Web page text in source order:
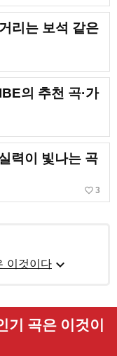
리는 보석 같은
의 추천 곡·가
력이 빛나는 곡
favorite_border 3
이것이다 expand_more
기 곡은 이것이